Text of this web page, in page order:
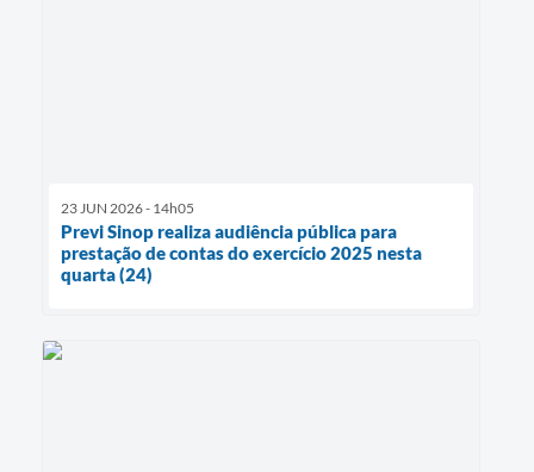
23 JUN 2026 - 14h05
Previ Sinop realiza audiência pública para
prestação de contas do exercício 2025 nesta
quarta (24)